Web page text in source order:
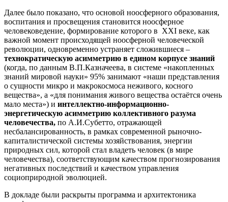
Далее было показано, что основой ноосферного образования,
воспитания и просвещения становится ноосферное
человековедение, формирование которого в XXI веке, как
важной момент происходящей ноосферной человеческой
революции, одновременно устраняет сложившиеся –
технократическую асимметрию в едином корпусе знаний
(когда, по данным В.П.Казначеева, в системе «накопленных
знаний мировой науки» 95% занимают «наши представления
о сущности микро и макрокосмоса неживого, косного
вещества», а «для понимания живого вещества остаётся очень
мало места») и интеллектно-информационно-
энергетическую асимметрию коллективного разума
человечества, по А.И.Субетто, отражающей
несбалансированность, в рамках современной рыночно-
капиталистической системы хозяйствования, энергии
природных сил, которой стал владеть человек (в мире
человечества), соответствующим качеством прогнозирования
негативных последствий и качеством управления
социоприродной эволюцией.
В докладе были раскрыты программа и архитектоника